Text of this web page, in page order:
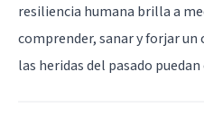
resiliencia humana brilla a
comprender, sanar y forjar
las heridas del pasado